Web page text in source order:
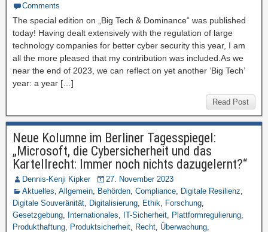
Comments
The special edition on „Big Tech & Dominance“ was published
today! Having dealt extensively with the regulation of large
technology companies for better cyber security this year, I am
all the more pleased that my contribution was included.As we
near the end of 2023, we can reflect on yet another ‘Big Tech’
year: a year […]
Read Post
Neue Kolumne im Berliner Tagesspiegel:
„Microsoft, die Cybersicherheit und das
Kartellrecht: Immer noch nichts dazugelernt?“
Dennis-Kenji Kipker
27. November 2023
Aktuelles, Allgemein, Behörden, Compliance, Digitale Resilienz,
Digitale Souveränität, Digitalisierung, Ethik, Forschung,
Gesetzgebung, Internationales, IT-Sicherheit, Plattformregulierung,
Produkthaftung, Produktsicherheit, Recht, Überwachung,